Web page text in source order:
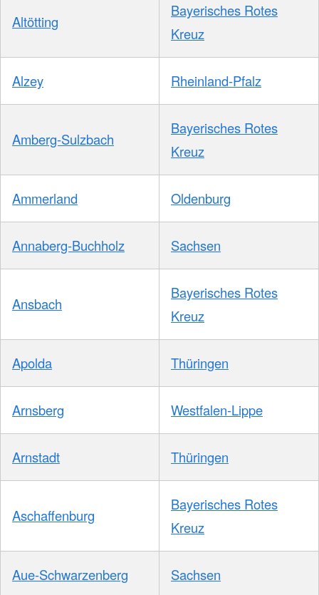
Altötting
Bayerisches Rotes
Kreuz
Alzey Rheinland-Pfalz
Amberg-Sulzbach
Bayerisches Rotes
Kreuz
Ammerland Oldenburg
Annaberg-Buchholz Sachsen
Ansbach
Bayerisches Rotes
Kreuz
Apolda Thüringen
Arnsberg Westfalen-Lippe
Arnstadt Thüringen
Aschaffenburg
Bayerisches Rotes
Kreuz
Aue-Schwarzenberg Sachsen